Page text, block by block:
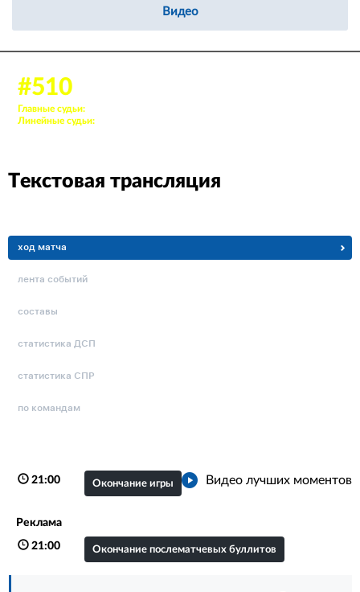
Видео
#510
Главные судьи:
Линейные судьи:
Текстовая трансляция
ход матча
лента событий
составы
статистика ДСП
статистика СПР
по командам
21:00 Видео лучших моментов
Окончание игры
Реклама
21:00 Окончание послематчевых буллитов